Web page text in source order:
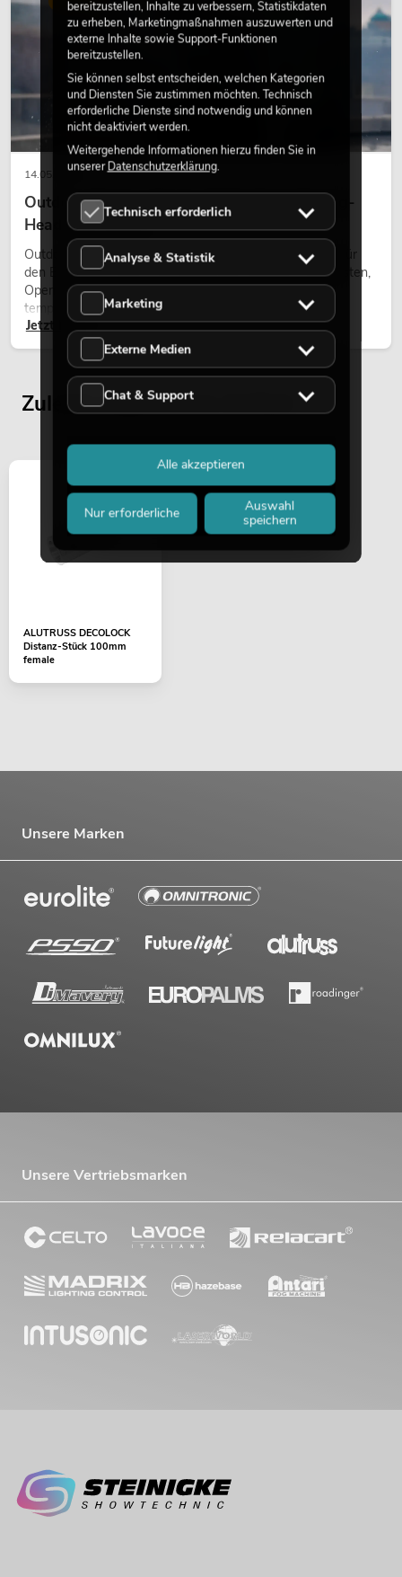
14.05.2026
Outdoor Moving-Heads: Wetterfeste Moving-
Heads bei Events
Outdoor Moving-Heads sind bewegliche Scheinwerfer für
den Einsatz im Freien. Sie werden bei Festivals, Stadtfesten,
Open-Air-Konzerten, Architekturinszenierungen und
temporären Außeninstallationen eingesetzt.
Jetzt lesen
Zuletzt angesehene Artikel
ALUTRUSS DECOLOCK
Distanz-Stück 100mm
female
Unsere Marken
Unsere Vertriebsmarken
bereitzustellen, Inhalte zu verbessern, Statistikdaten
zu erheben, Marketingmaßnahmen auszuwerten und
externe Inhalte sowie Support-Funktionen
bereitzustellen.
Sie können selbst entscheiden, welchen Kategorien
und Diensten Sie zustimmen möchten. Technisch
erforderliche Dienste sind notwendig und können
nicht deaktiviert werden.
Weitergehende Informationen hierzu finden Sie in
unsererDatenschutzerklärung.
Technisch erforderlich
Analyse & Statistik
Marketing
Externe Medien
Chat & Support
Nur erforderliche
Auswahl
speichern
Alle akzeptieren